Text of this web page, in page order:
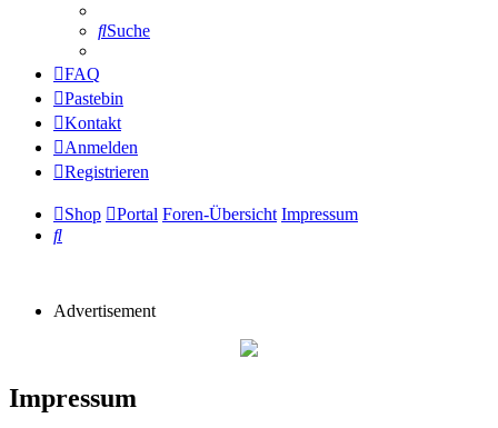
Suche
FAQ
Pastebin
Kontakt
Anmelden
Registrieren
Shop Portal Foren-Übersicht Impressum
Suche
Advertisement
Impressum